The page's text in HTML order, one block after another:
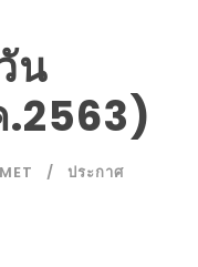
น
.2563)
ประกาศ